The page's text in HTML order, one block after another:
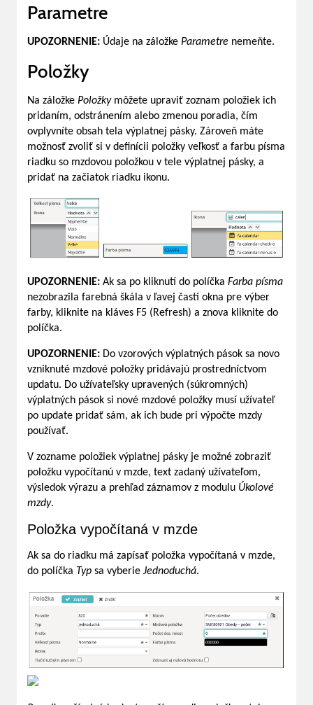
Parametre
UPOZORNENIE: Údaje na záložke Parametre nemeňte.
Položky
Na záložke Položky môžete upraviť zoznam položiek ich
pridaním, odstránením alebo zmenou poradia, čím
ovplyvníte obsah tela výplatnej pásky. Zároveň máte
možnosť zvoliť si v definícii položky veľkosť a farbu písma
riadku so mzdovou položkou v tele výplatnej pásky, a
pridať na začiatok riadku ikonu.
UPOZORNENIE: Ak sa po kliknutí do políčka Farba písma
nezobrazila farebná škála v ľavej časti okna pre výber
farby, kliknite na kláves F5 (Refresh) a znova kliknite do
políčka.
UPOZORNENIE: Do vzorových výplatných pások sa novo
vzniknuté mzdové položky pridávajú prostredníctvom
updatu. Do užívateľsky upravených (súkromných)
výplatných pások si nové mzdové položky musí užívateľ
po update pridať sám, ak ich bude pri výpočte mzdy
používať.
V zozname položiek výplatnej pásky je možné zobraziť
položku vypočítanú v mzde, text zadaný užívateľom,
výsledok výrazu a prehľad záznamov z modulu Úkolové
mzdy.
Položka vypočítaná v mzde
Ak sa do riadku má zapísať položka vypočítaná v mzde,
do políčka Typ sa vyberie Jednoduchá.